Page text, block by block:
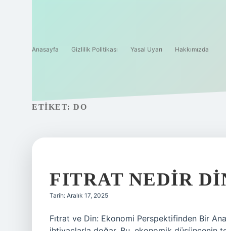
Anasayfa Gizlilik Politikası Yasal Uyarı Hakkımızda
ETIKET: DO
FITRAT NEDIR
Tarih: Aralık 17, 2025
Fıtrat ve Din: Ekonomi Perspektifinden Bir